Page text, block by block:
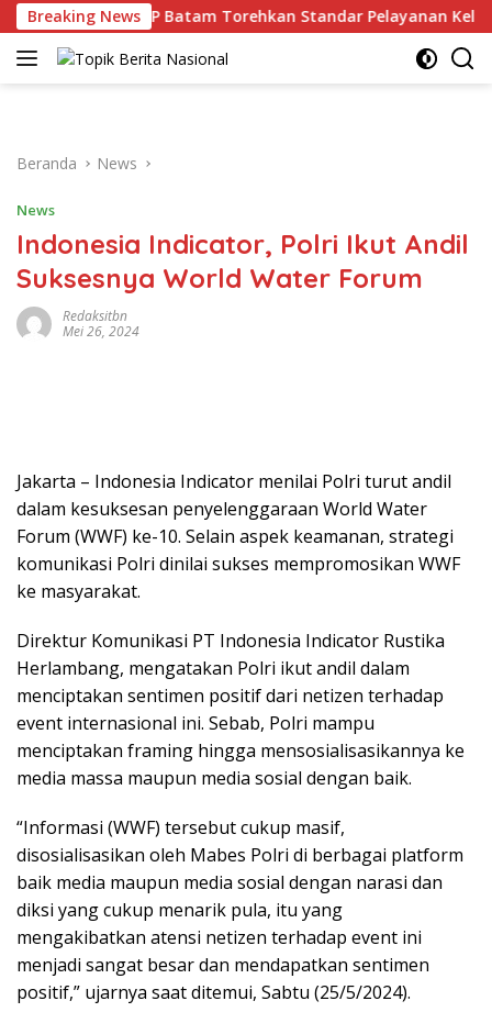
Langsung
ke
konten
Breaking News
RSBP Batam Torehkan Standar Pelayanan Kelas Dunia,
Beranda News
News
Indonesia Indicator, Polri Ikut Andil
Suksesnya World Water Forum
Redaksitbn
Mei 26, 2024
Jakarta – Indonesia Indicator menilai Polri turut andil
dalam kesuksesan penyelenggaraan World Water
Forum (WWF) ke-10. Selain aspek keamanan, strategi
komunikasi Polri dinilai sukses mempromosikan WWF
ke masyarakat.
Direktur Komunikasi PT Indonesia Indicator Rustika
Herlambang, mengatakan Polri ikut andil dalam
menciptakan sentimen positif dari netizen terhadap
event internasional ini. Sebab, Polri mampu
menciptakan framing hingga mensosialisasikannya ke
media massa maupun media sosial dengan baik.
“Informasi (WWF) tersebut cukup masif,
disosialisasikan oleh Mabes Polri di berbagai platform
baik media maupun media sosial dengan narasi dan
diksi yang cukup menarik pula, itu yang
mengakibatkan atensi netizen terhadap event ini
menjadi sangat besar dan mendapatkan sentimen
positif,” ujarnya saat ditemui, Sabtu (25/5/2024).